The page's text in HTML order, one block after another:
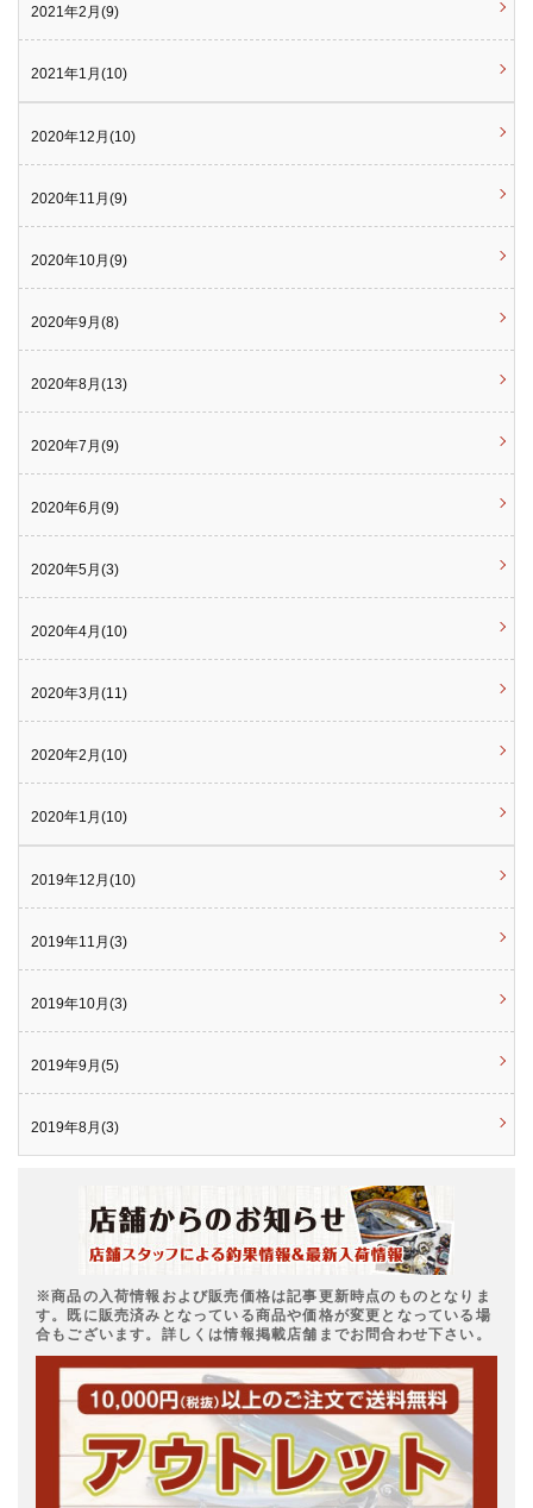
2021年2月(9)
2021年1月(10)
2020年12月(10)
2020年11月(9)
2020年10月(9)
2020年9月(8)
2020年8月(13)
2020年7月(9)
2020年6月(9)
2020年5月(3)
2020年4月(10)
2020年3月(11)
2020年2月(10)
2020年1月(10)
2019年12月(10)
2019年11月(3)
2019年10月(3)
2019年9月(5)
2019年8月(3)
※商品の入荷情報および販売価格は記事更新時点のものとなりま
す。既に販売済みとなっている商品や価格が変更となっている場
合もございます。詳しくは情報掲載店舗までお問合わせ下さい。